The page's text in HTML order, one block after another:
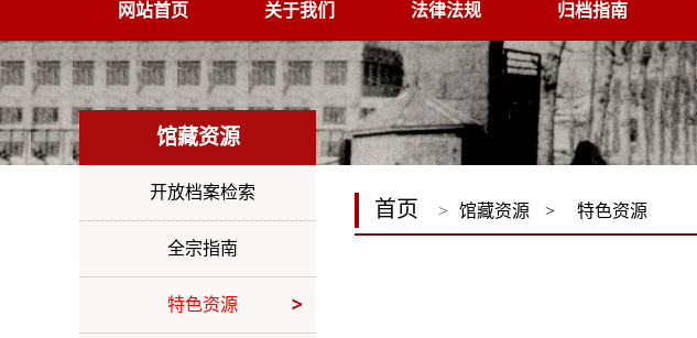
网站首页 关于我们 法律法规 归档指南
馆藏资源
开放档案检索
全宗指南
特色资源
首页 > 馆藏资源 > 特色资源